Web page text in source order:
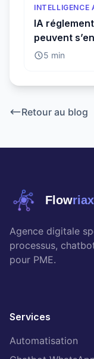
INTELLIGENCE
IA
peuvent
conformité
5 min
Retour au blog
Flowriax
Agence digitale
processus,
pour PME.
Services
Automatisation